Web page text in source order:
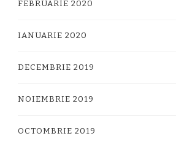
FEBRUARIE 2020
IANUARIE 2020
DECEMBRIE 2019
NOIEMBRIE 2019
OCTOMBRIE 2019